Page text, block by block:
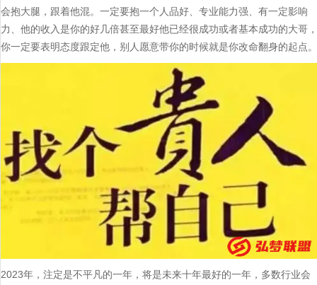
会抱大腿，跟着他混。一定要抱一个人品好、专业能力强、有一定影响
力、他的收入是你的好几倍甚至最好他已经很成功或者基本成功的大哥，
你一定要表明态度跟定他，别人愿意带你的时候就是你改命翻身的起点。
2023年，注定是不平凡的一年，将是未来十年最好的一年，多数行业会